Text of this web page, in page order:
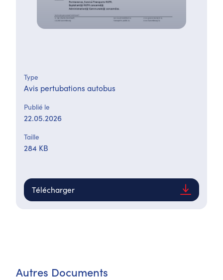
Type
Avis pertubations autobus
Publié le
22.05.2026
Taille
284 KB
Télécharger
Autres Documents